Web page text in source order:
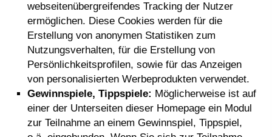
webseitenübergreifendes Tracking der Nutzer
ermöglichen. Diese Cookies werden für die
Erstellung von anonymen Statistiken zum
Nutzungsverhalten, für die Erstellung von
Persönlichkeitsprofilen, sowie für das Anzeigen
von personalisierten Werbeprodukten verwendet.
Gewinnspiele, Tippspiele: Möglicherweise ist auf
einer der Unterseiten dieser Homepage ein Modul
zur Teilnahme an einem Gewinnspiel, Tippspiel,